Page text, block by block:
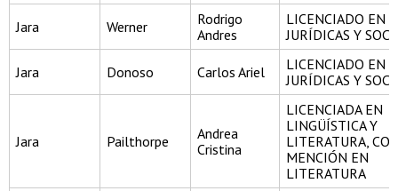
Jara Werner
Rodrigo
Andres
LICENCIADO EN
JURÍDICAS Y
Jara Donoso Carlos Ariel
LICENCIADO EN
JURÍDICAS Y
Jara Pailthorpe
Andrea
Cristina
LICENCIADA EN
LINGÜÍSTICA Y
LITERATURA,
MENCIÓN EN
LITERATURA